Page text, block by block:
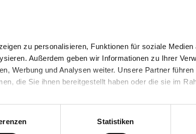
zu personalisieren, Funktionen für soziale Medien
Außerdem geben wir Informationen zu Ihrer
Werbung und Analysen weiter. Unsere Partner
die Sie ihnen bereitgestellt haben oder die sie im
Statistiken
uns aufnehmen?
(0)5304